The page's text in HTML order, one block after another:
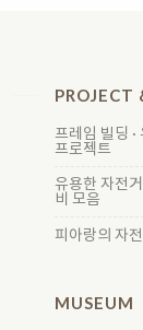
PROJECT
프레임 빌딩 ·
프로젝트
유용한 자전
비 모음
피아랑의 자
MUSEUM